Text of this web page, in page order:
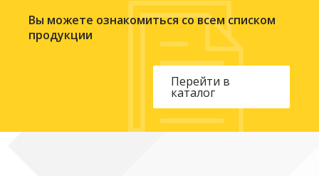
Вы можете ознакомиться со всем списком
продукции
Перейти в
каталог